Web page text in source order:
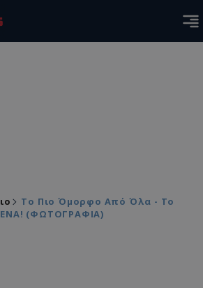
Το Πιο Όμορφο Από Όλα - Το
(ΦΩΤΟΓΡΑΦΙΑ)